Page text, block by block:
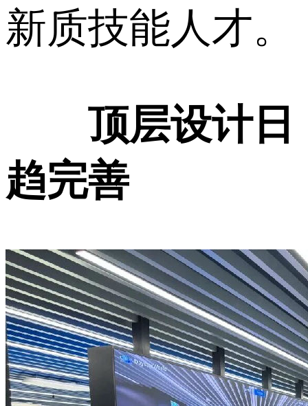
新质技能人才。
顶层设计日
趋完善